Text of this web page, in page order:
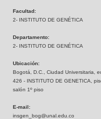
Facultad:
2- INSTITUTO DE GENÉTICA
Departamento:
2- INSTITUTO DE GENÉTICA
Ubicación:
Bogotá, D.C., Ciudad Universitaria,
426 - INSTITUTO DE GENETICA,
salón 1º piso
E-mail:
insgen_bog@unal.edu.co